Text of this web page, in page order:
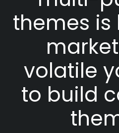
themes is
volatile
to build